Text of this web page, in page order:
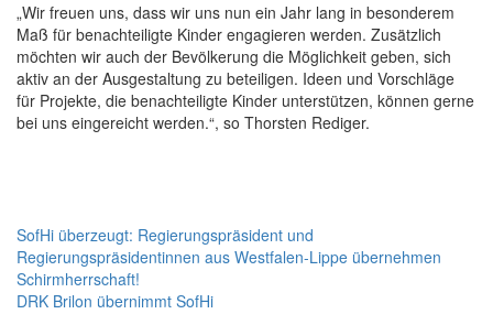
„Wir freuen uns, dass wir uns nun ein Jahr lang in besonderem
Maß für benachteiligte Kinder engagieren werden. Zusätzlich
möchten wir auch der Bevölkerung die Möglichkeit geben, sich
aktiv an der Ausgestaltung zu beteiligen. Ideen und Vorschläge
für Projekte, die benachteiligte Kinder unterstützen, können gerne
bei uns eingereicht werden.“, so Thorsten Rediger.
Beitragsnavigation
SofHi überzeugt: Regierungspräsident und
Regierungspräsidentinnen aus Westfalen-Lippe übernehmen
Schirmherrschaft!
DRK Brilon übernimmt SofHi